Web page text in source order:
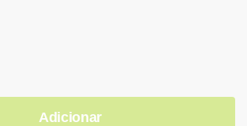
Adicionar